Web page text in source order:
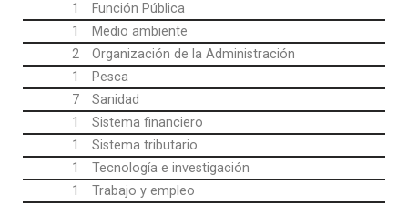
1
Función Pública
1
Medio ambiente
2
Organización de la Administración
1
Pesca
7
Sanidad
1
Sistema financiero
1
Sistema tributario
1
Tecnología e investigación
1
Trabajo y empleo